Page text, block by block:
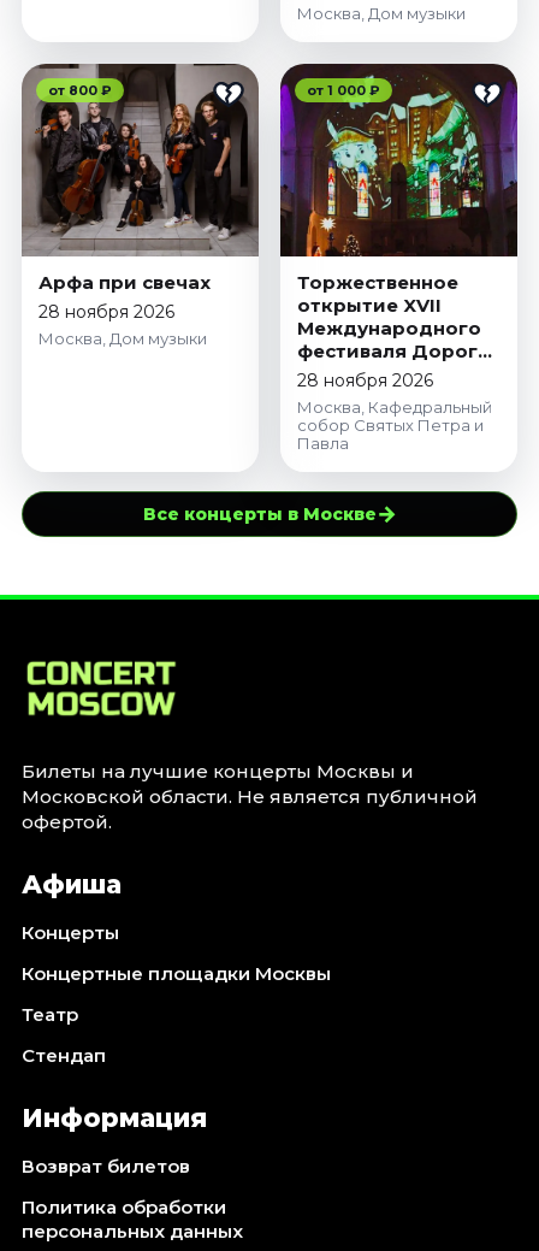
Москва, Дом музыки
от 800 ₽
Арфа при свечах
28 ноября 2026
Москва, Дом музыки
от 1 000 ₽
Торжественное
открытие XVII
Международного
фестиваля Дорога
в Рождество.
Европейское
Рождество в
Соборе.
Лебединое озеро,
Спящая красавица
28 ноября 2026
Москва, Кафедральный
собор Святых Петра и
Павла
Все концерты в Москве→
Билеты на лучшие концерты Москвы и
Московской области. Не является публичной
офертой.
Афиша
Концерты
Концертные площадки Москвы
Театр
Стендап
Информация
Возврат билетов
Политика обработки
персональных данных